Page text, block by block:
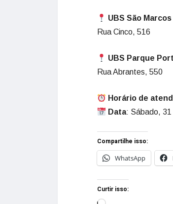
UBS São Marcos
Rua Cinco, 516
UBS Parque
Rua Abrantes, 550
Horário de
Data: Sábado, 31
Compartilhe isso:
WhatsApp
Curtir isso: